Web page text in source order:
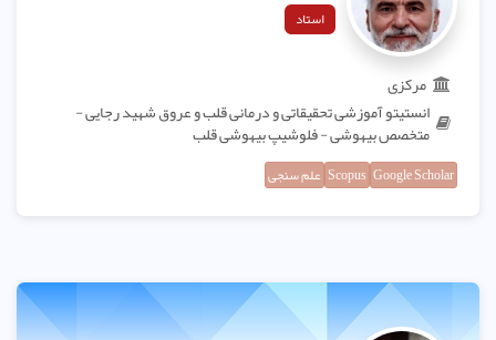
استاد
مرکزی
انستیتو آموزشی تحقیقاتی و درمانی قلب و عروق شهید رجایی -
متخصص بیهوشی - فلوشیپ بیهوشی قلب
Google Scholar
Scopus علم سنجی